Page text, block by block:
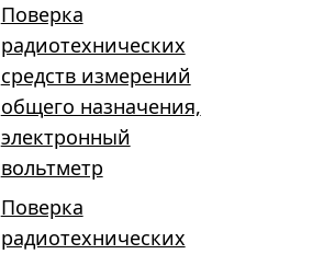
Поверка
радиотехнических
средств измерений
общего назначения,
электронный
вольтметр
Поверка
радиотехнических